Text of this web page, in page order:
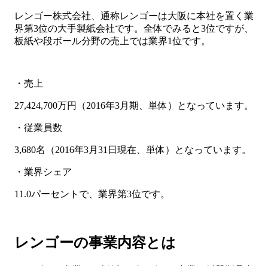
レンゴー株式会社、通称レンゴーは大阪に本社を置く業
界第3位の大手製紙会社です。全体でみると3位ですが、
板紙や段ボール分野の売上では業界1位です。
・売上
27,424,700万円（2016年3月期、単体）となっています。
・従業員数
3,680名（2016年3月31日現在、単体）となっています。
・業界シェア
11.0パーセントで、業界第3位です。
レンゴーの事業内容とは